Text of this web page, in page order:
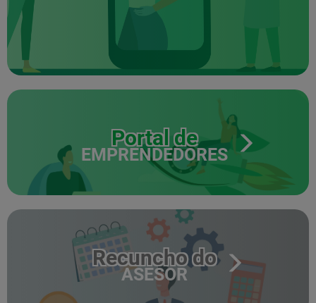
Portal de
EMPRENDEDORES
Recuncho do
ASESOR